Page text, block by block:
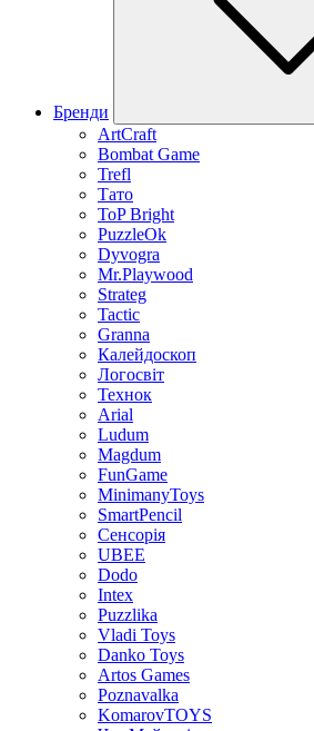
Бренди
ArtCraft
Bombat Game
Trefl
Тато
ToP Bright
PuzzleOk
Dyvogra
Mr.Playwood
Strateg
Tactic
Granna
Калейдоскоп
Логосвіт
Технок
Arial
Ludum
Magdum
FunGame
MinimanyToys
SmartPencil
Сенсорія
UBEE
Dodo
Intex
Puzzlika
Vladi Toys
Danko Toys
Artos Games
Poznavalka
KomarovTOYS